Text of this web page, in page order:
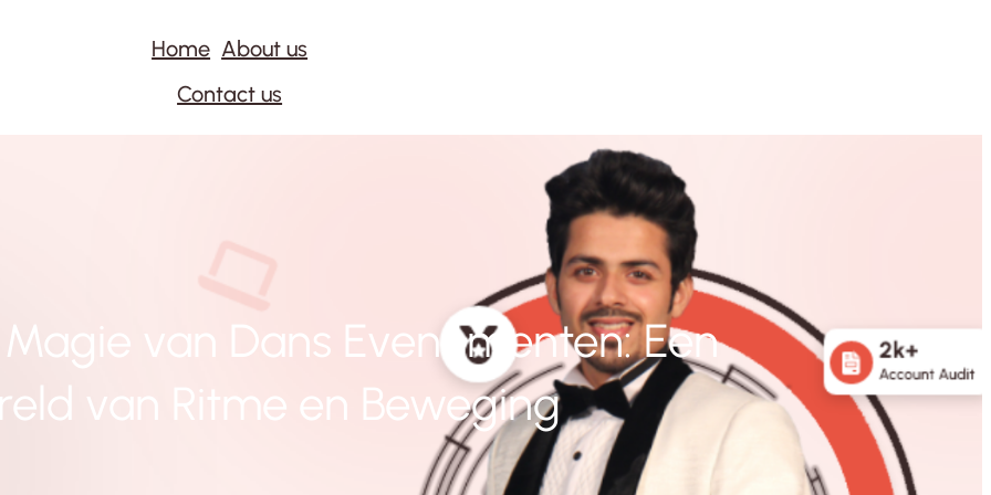
Home About us
Contact us
van Dans Evenementen: Een
van Ritme en Beweging